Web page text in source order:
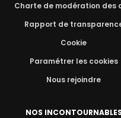
Charte de modération des
Rapport de
Cookie
Paramétrer les cookies
Nous rejoindre
NOS INCONTOURNABLES